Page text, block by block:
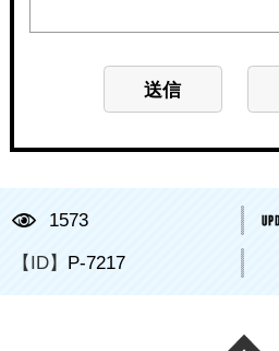
1573
【ID】 P-7217